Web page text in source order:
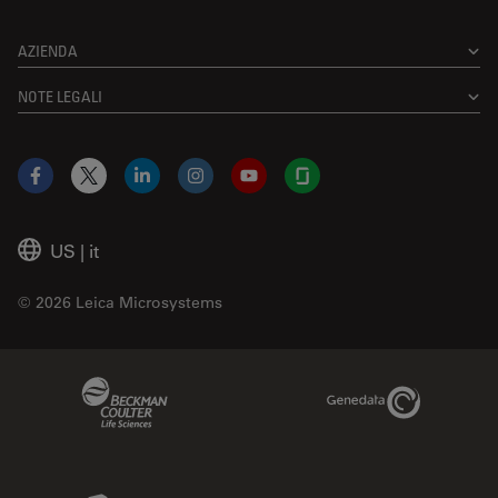
AZIENDA
NOTE LEGALI
US | it
© 2026 Leica Microsystems
Facebook
X LinkedInInstagramYouTubeGlassdoor
Genedata Link